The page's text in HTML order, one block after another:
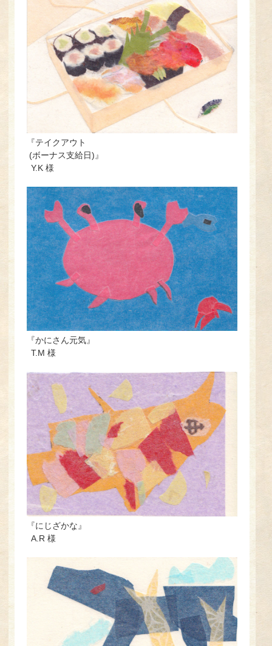
『テイクアウト
(ボーナス支給日)』
Y.K 様
『かにさん元気』
T.M 様
『にじざかな』
A.R 様